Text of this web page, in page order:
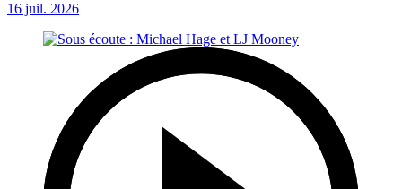
16 juil. 2026